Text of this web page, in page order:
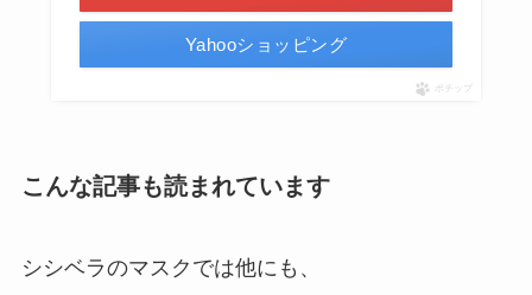
Yahooショッピング
ポチップ
こんな記事も読まれています
シシベラのマスクでは他にも、